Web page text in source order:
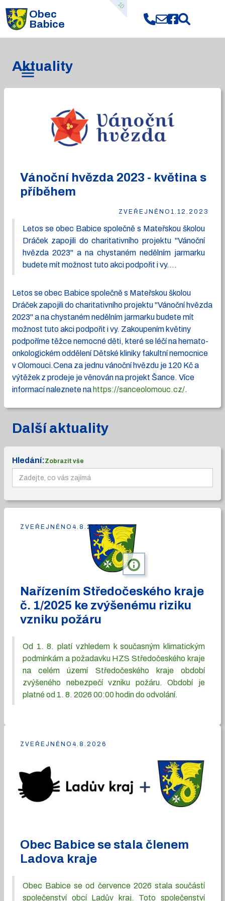
Obec
Babice
10
Aktuality
Vánoční hvězda 2023 - květina s
příběhem
ZVEŘEJNĚNO 1.12.2023
Letos se obec Babice společně s Mateřskou školou
Dráček zapojili do charitativního projektu "Vánoční
hvězda 2023" a na chystaném nedělním jarmarku
budete mít možnost tuto akci podpořit i vy....
Letos se obec Babice společně s Mateřskou školou
Dráček zapojili do charitativního projektu "Vánoční hvězda
2023" a na chystaném nedělním jarmarku budete mít
možnost tuto akci podpořit i vy. Zakoupením květiny
podpoříme těžce nemocné děti, které se léčí na hemato-
onkologickém oddělení Dětské kliniky fakultní nemocnice
v Olomouci.Cena za jednu vánoční hvězdu je 120 Kč a
výtěžek z prodeje je věnován na projekt Šance. Více
informací naleznete na https://sanceolomouc.cz/.
Další aktuality
Hledání:Zobrazit vše
info
Nařízením Středočeského kraje
č. 1/2025 ke zvýšenému riziku
vzniku požáru
Od 1. 8. platí vzhledem k současným klimatickým
podmínkám a požadavku HZS Středočeského kraje
na celém území Středočeského kraje období
zvýšeného nebezpečí vzniku požáru. Období je
platné od 1. 8. 2026 00:00 hodin do odvolání.
ZVEŘEJNĚNO 4.8.2026
Obec Babice se stala členem
Ladova kraje
Obec Babice se od července 2026 stala součástí
společenství obcí Ladův kraj. Toto společenství
ZVEŘEJNĚNO 4.8.2026